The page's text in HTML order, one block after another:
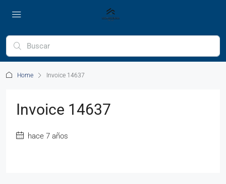
Home Invoice 14637
Invoice 14637
hace 7 años